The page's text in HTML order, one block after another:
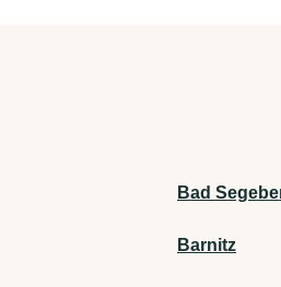
Bad
Barnitz